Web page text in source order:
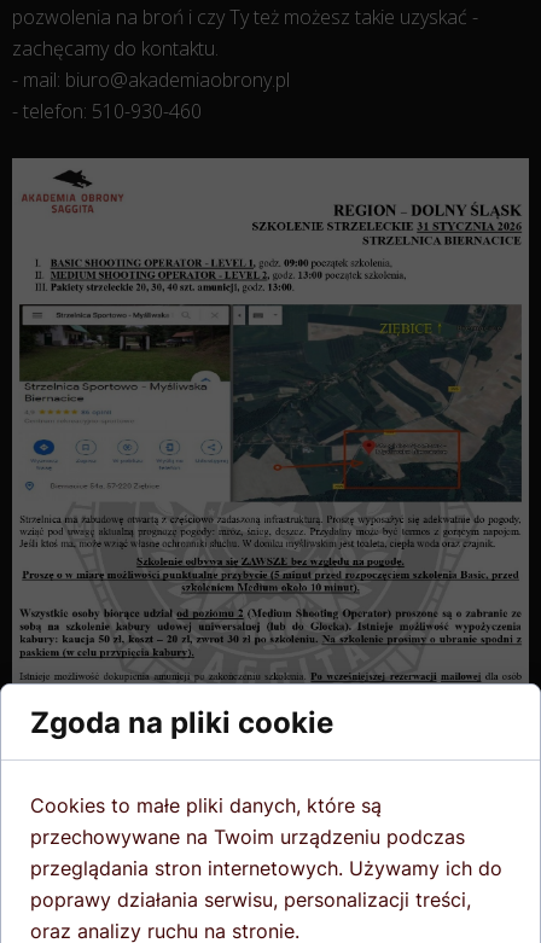
pozwolenia na broń i czy Ty też możesz takie uzyskać -
zachęcamy do kontaktu.
- mail: biuro@akademiaobrony.pl
- telefon: 510-930-460
Zgoda na pliki cookie
Cookies to małe pliki danych, które są
przechowywane na Twoim urządzeniu podczas
przeglądania stron internetowych. Używamy ich do
poprawy działania serwisu, personalizacji treści,
oraz analizy ruchu na stronie.